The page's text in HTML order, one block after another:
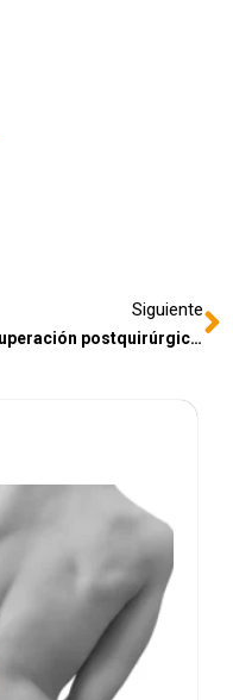
Siguiente
Recuperación postquirúrgica de fractura de la cabeza del radio con implantación de tornillo